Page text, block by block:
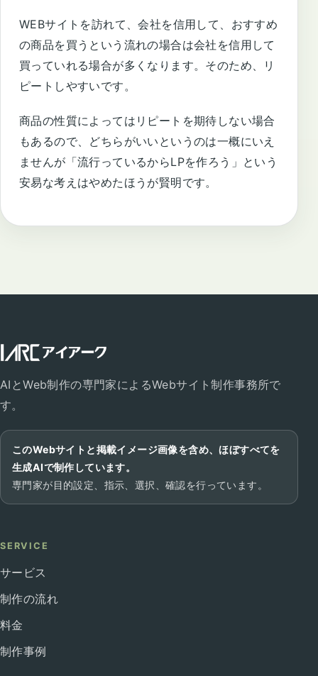
WEBサイトを訪れて、会社を信用して、おすすめ
の商品を買うという流れの場合は会社を信用して
買っていれる場合が多くなります。そのため、リ
ピートしやすいです。
商品の性質によってはリピートを期待しない場合
もあるので、どちらがいいというのは一概にいえ
ませんが「流行っているからLPを作ろう」という
安易な考えはやめたほうが賢明です。
AIとWeb制作の専門家によるWebサイト制作事務所で
す。
このWebサイトと掲載イメージ画像を含め、ほぼすべてを
生成AIで制作しています。
専門家が目的設定、指示、選択、確認を行っています。
SERVICE
サービス
制作の流れ
料金
制作事例